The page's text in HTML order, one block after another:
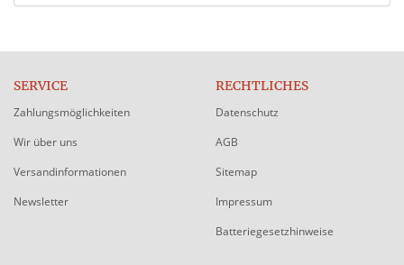
SERVICE
Zahlungsmöglichkeiten
Wir über uns
Versandinformationen
Newsletter
RECHTLICHES
Datenschutz
AGB
Sitemap
Impressum
Batteriegesetzhinweise